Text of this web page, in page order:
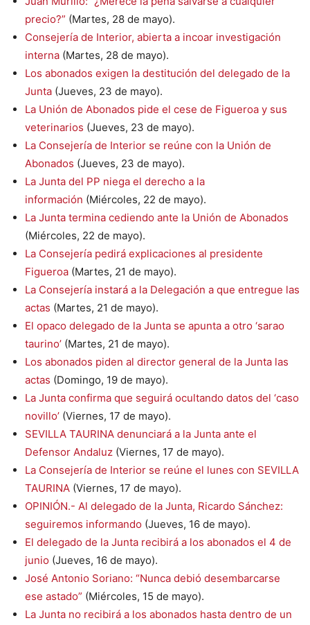
precio?” (Martes, 28 de mayo).
Consejería de Interior, abierta a incoar investigación
interna (Martes, 28 de mayo).
Los abonados exigen la destitución del delegado de la
Junta (Jueves, 23 de mayo).
La Unión de Abonados pide el cese de Figueroa y sus
veterinarios (Jueves, 23 de mayo).
La Consejería de Interior se reúne con la Unión de
Abonados (Jueves, 23 de mayo).
La Junta del PP niega el derecho a la
información (Miércoles, 22 de mayo).
La Junta termina cediendo ante la Unión de Abonados
(Miércoles, 22 de mayo).
La Consejería pedirá explicaciones al presidente
Figueroa (Martes, 21 de mayo).
La Consejería instará a la Delegación a que entregue las
actas (Martes, 21 de mayo).
El opaco delegado de la Junta se apunta a otro ‘sarao
taurino’ (Martes, 21 de mayo).
Los abonados piden al director general de la Junta las
actas (Domingo, 19 de mayo).
La Junta confirma que seguirá ocultando datos del ‘caso
novillo’ (Viernes, 17 de mayo).
SEVILLA TAURINA denunciará a la Junta ante el
Defensor Andaluz (Viernes, 17 de mayo).
La Consejería de Interior se reúne el lunes con SEVILLA
TAURINA (Viernes, 17 de mayo).
OPINIÓN.- Al delegado de la Junta, Ricardo Sánchez:
seguiremos informando (Jueves, 16 de mayo).
El delegado de la Junta recibirá a los abonados el 4 de
junio (Jueves, 16 de mayo).
José Antonio Soriano: “Nunca debió desembarcarse
ese astado” (Miércoles, 15 de mayo).
La Junta no recibirá a los abonados hasta dentro de un